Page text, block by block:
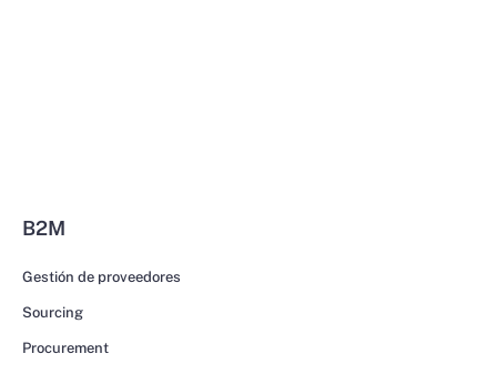
B2M
Gestión de proveedores
Sourcing
Procurement